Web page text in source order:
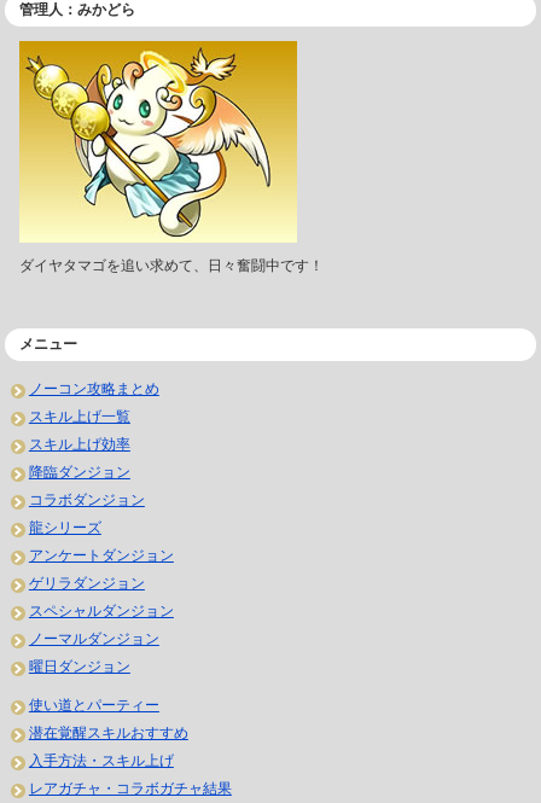
管理人：みかどら
ダイヤタマゴを追い求めて、日々奮闘中です！
メニュー
ノーコン攻略まとめ
スキル上げ一覧
スキル上げ効率
降臨ダンジョン
コラボダンジョン
龍シリーズ
アンケートダンジョン
ゲリラダンジョン
スペシャルダンジョン
ノーマルダンジョン
曜日ダンジョン
使い道とパーティー
潜在覚醒スキルおすすめ
入手方法・スキル上げ
レアガチャ・コラボガチャ結果